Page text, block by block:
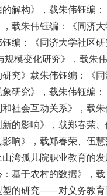
解构》，载朱伟钰编
载朱伟钰编：《同济
编：《同济大学社区
规模变化研究》，载
究》载朱伟钰编：《
研究》，载朱伟钰编
社会互动关系》，载
的影响》，载郑春荣
响》，载郑春荣、伍
湾孤儿院职业教育的
基于农村的数据》，
的研究——对义务教